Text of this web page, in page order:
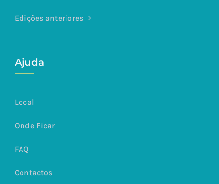
Edições anteriores
Ajuda
Local
Onde Ficar
FAQ
Contactos